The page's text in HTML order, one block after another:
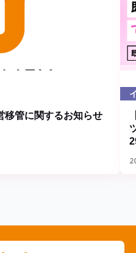
移管に関するお知らせ